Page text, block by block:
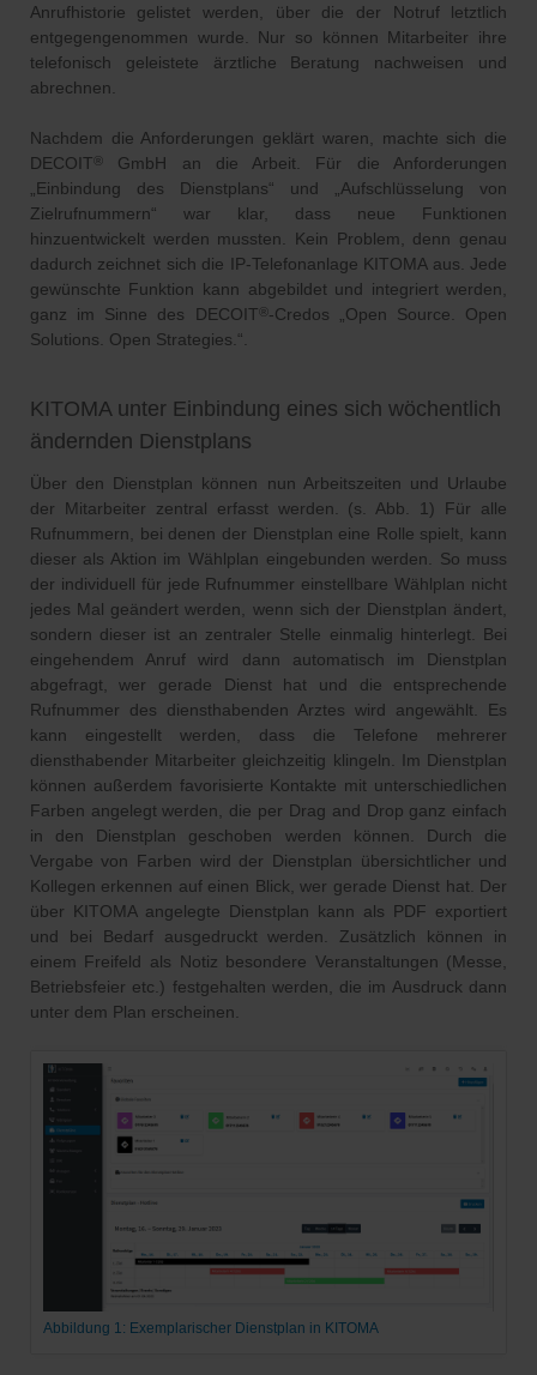
Anrufhistorie gelistet werden, über die der Notruf letztlich
entgegengenommen wurde. Nur so können Mitarbeiter ihre
telefonisch geleistete ärztliche Beratung nachweisen und
abrechnen.
Nachdem die Anforderungen geklärt waren, machte sich die
DECOIT ®
GmbH an die Arbeit. Für die Anforderungen
„Einbindung des Dienstplans“ und „Aufschlüsselung von
Zielrufnummern“ war klar, dass neue Funktionen
hinzuentwickelt werden mussten. Kein Problem, denn genau
dadurch zeichnet sich die IP-Telefonanlage KITOMA aus. Jede
gewünschte Funktion kann abgebildet und integriert werden,
ganz im Sinne des DECOIT ® -Credos „Open Source. Open
Solutions. Open Strategies.“.
KITOMA unter Einbindung eines sich wöchentlich
ändernden Dienstplans
Über den Dienstplan können nun Arbeitszeiten und Urlaube
der Mitarbeiter zentral erfasst werden. (s. Abb. 1) Für alle
Rufnummern, bei denen der Dienstplan eine Rolle spielt, kann
dieser als Aktion im Wählplan eingebunden werden. So muss
der individuell für jede Rufnummer einstellbare Wählplan nicht
jedes Mal geändert werden, wenn sich der Dienstplan ändert,
sondern dieser ist an zentraler Stelle einmalig hinterlegt. Bei
eingehendem Anruf wird dann automatisch im Dienstplan
abgefragt, wer gerade Dienst hat und die entsprechende
Rufnummer des diensthabenden Arztes wird angewählt. Es
kann eingestellt werden, dass die Telefone mehrerer
diensthabender Mitarbeiter gleichzeitig klingeln. Im Dienstplan
können außerdem favorisierte Kontakte mit unterschiedlichen
Farben angelegt werden, die per Drag and Drop ganz einfach
in den Dienstplan geschoben werden können. Durch die
Vergabe von Farben wird der Dienstplan übersichtlicher und
Kollegen erkennen auf einen Blick, wer gerade Dienst hat. Der
über KITOMA angelegte Dienstplan kann als PDF exportiert
und bei Bedarf ausgedruckt werden. Zusätzlich können in
einem Freifeld als Notiz besondere Veranstaltungen (Messe,
Betriebsfeier etc.) festgehalten werden, die im Ausdruck dann
unter dem Plan erscheinen.
Abbildung 1: Exemplarischer Dienstplan in KITOMA